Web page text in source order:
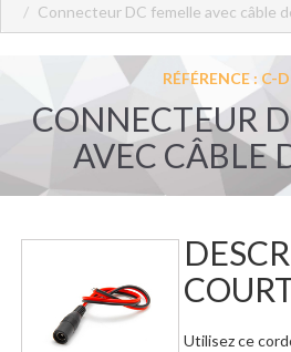
Connecteur DC femelle avec câble
RÉFÉRENCE : C-
CONNECTEUR
AVEC CÂBLE
Utilisez ce